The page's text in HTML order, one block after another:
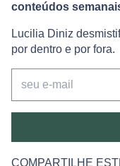
conteúdos
Lucilia Diniz
por dentro e por fora.
COMPARTILHE